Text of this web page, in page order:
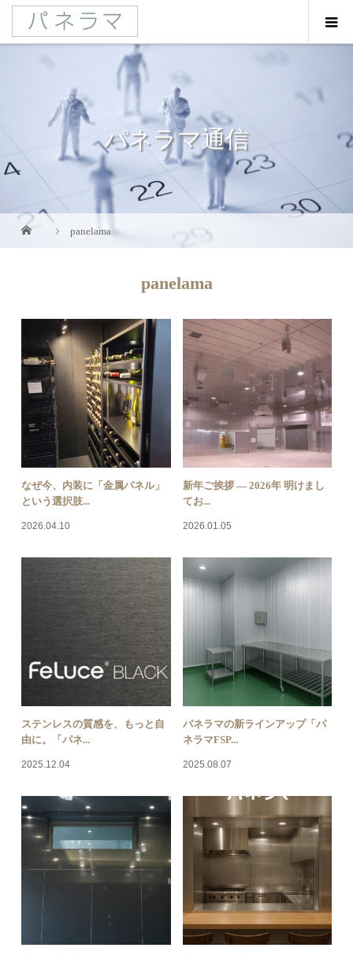
パネラマ通信
panelama
panelama
なぜ今、内装に「金属パネル」
という選択肢...
2026.04.10
新年ご挨拶 — 2026年 明けまし
てお...
2026.01.05
ステンレスの質感を、もっと自
由に。「パネ...
2025.12.04
パネラマの新ラインアップ「パ
ネラマFSP...
2025.08.07